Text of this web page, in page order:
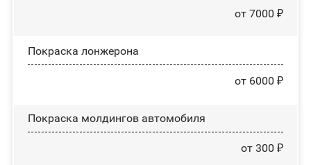
от 7000 ₽
Покраска лонжерона
от 6000 ₽
Покраска молдингов автомобиля
от 300 ₽